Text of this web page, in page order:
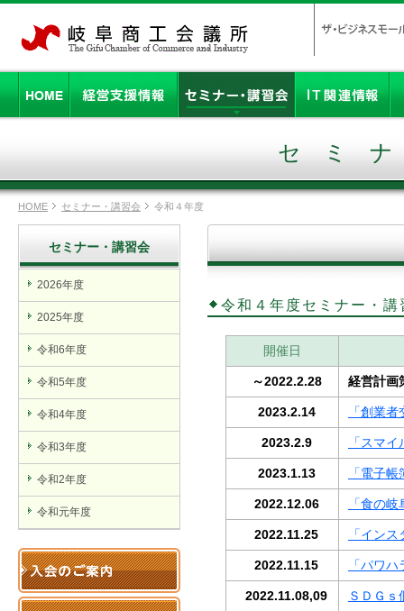
セミ
HOME セミナー・講習会 令和４年度
セミナー・講習会
2026年度
2025年度
令和6年度
令和5年度
令和4年度
令和3年度
令和2年度
令和元年度
令和４年度セミナー・
開催日
～2022.2.28 経営計画
2023.2.14 「創業
2023.2.9 「スマ
2023.1.13 「電子
2022.12.06 「食の
2022.11.25 「イン
2022.11.15 「パワ
2022.11.08,09 ＳＤＧ